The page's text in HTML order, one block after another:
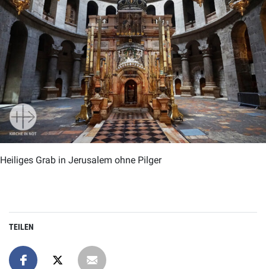
Heiliges Grab in Jerusalem ohne Pilger
TEILEN